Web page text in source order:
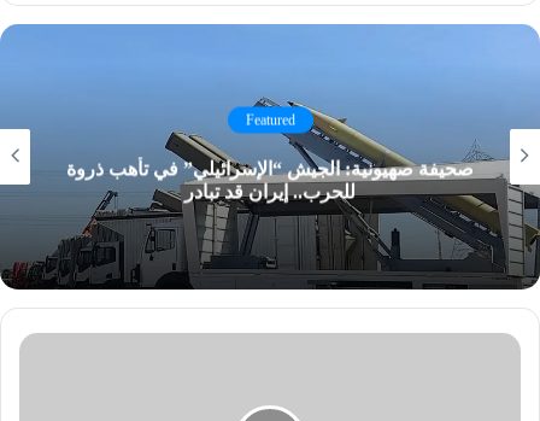
Featured
صحيفة صهيونية: الجيش “الإسرائيلي” في تأهب ذروة
للحرب.. إيران قد تبادر